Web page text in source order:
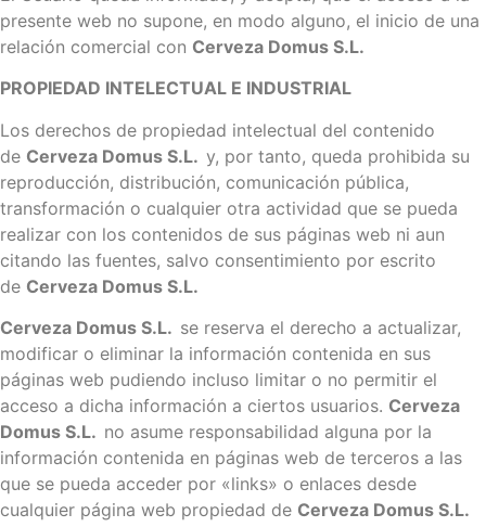
presente web no supone, en modo alguno, el inicio de una
relación comercial con Cerveza Domus S.L.
PROPIEDAD INTELECTUAL E INDUSTRIAL
Los derechos de propiedad intelectual del contenido
de Cerveza Domus S.L. y, por tanto, queda prohibida su
reproducción, distribución, comunicación pública,
transformación o cualquier otra actividad que se pueda
realizar con los contenidos de sus páginas web ni aun
citando las fuentes, salvo consentimiento por escrito
de Cerveza Domus S.L.
Cerveza Domus S.L. se reserva el derecho a actualizar,
modificar o eliminar la información contenida en sus
páginas web pudiendo incluso limitar o no permitir el
acceso a dicha información a ciertos usuarios. Cerveza
Domus S.L. no asume responsabilidad alguna por la
información contenida en páginas web de terceros a las
que se pueda acceder por «links» o enlaces desde
cualquier página web propiedad de Cerveza Domus S.L.